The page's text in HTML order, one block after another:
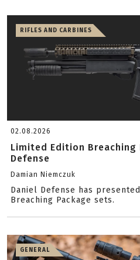
RIFLES AND CARBINES
02.08.2026
Limited Edition Breaching
Defense
Damian Niemczuk
Daniel Defense has
Breaching Package sets.
GENERAL